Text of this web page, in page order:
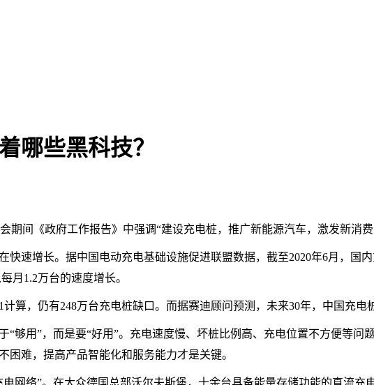
哪些黑科技？
期间《政府工作报告》中强调“建设充电桩，推广新能源汽车，激发新消费
速增长。据中国电动充电基础设施促进联盟数据，截至2020年6月，国
月1.2万台的速度增长。
算，仍有248万台充电桩缺口。而据赛迪顾问预测，未来30年，中国充电
“够用”，而是要“好用”。充电速度慢、坏桩比例高、充电位置不方便等
难，提高产品智能化和服务能力才是关键。
网络”。在大众德国总部沃尔夫斯堡，十余台具备能量存储功能的直流